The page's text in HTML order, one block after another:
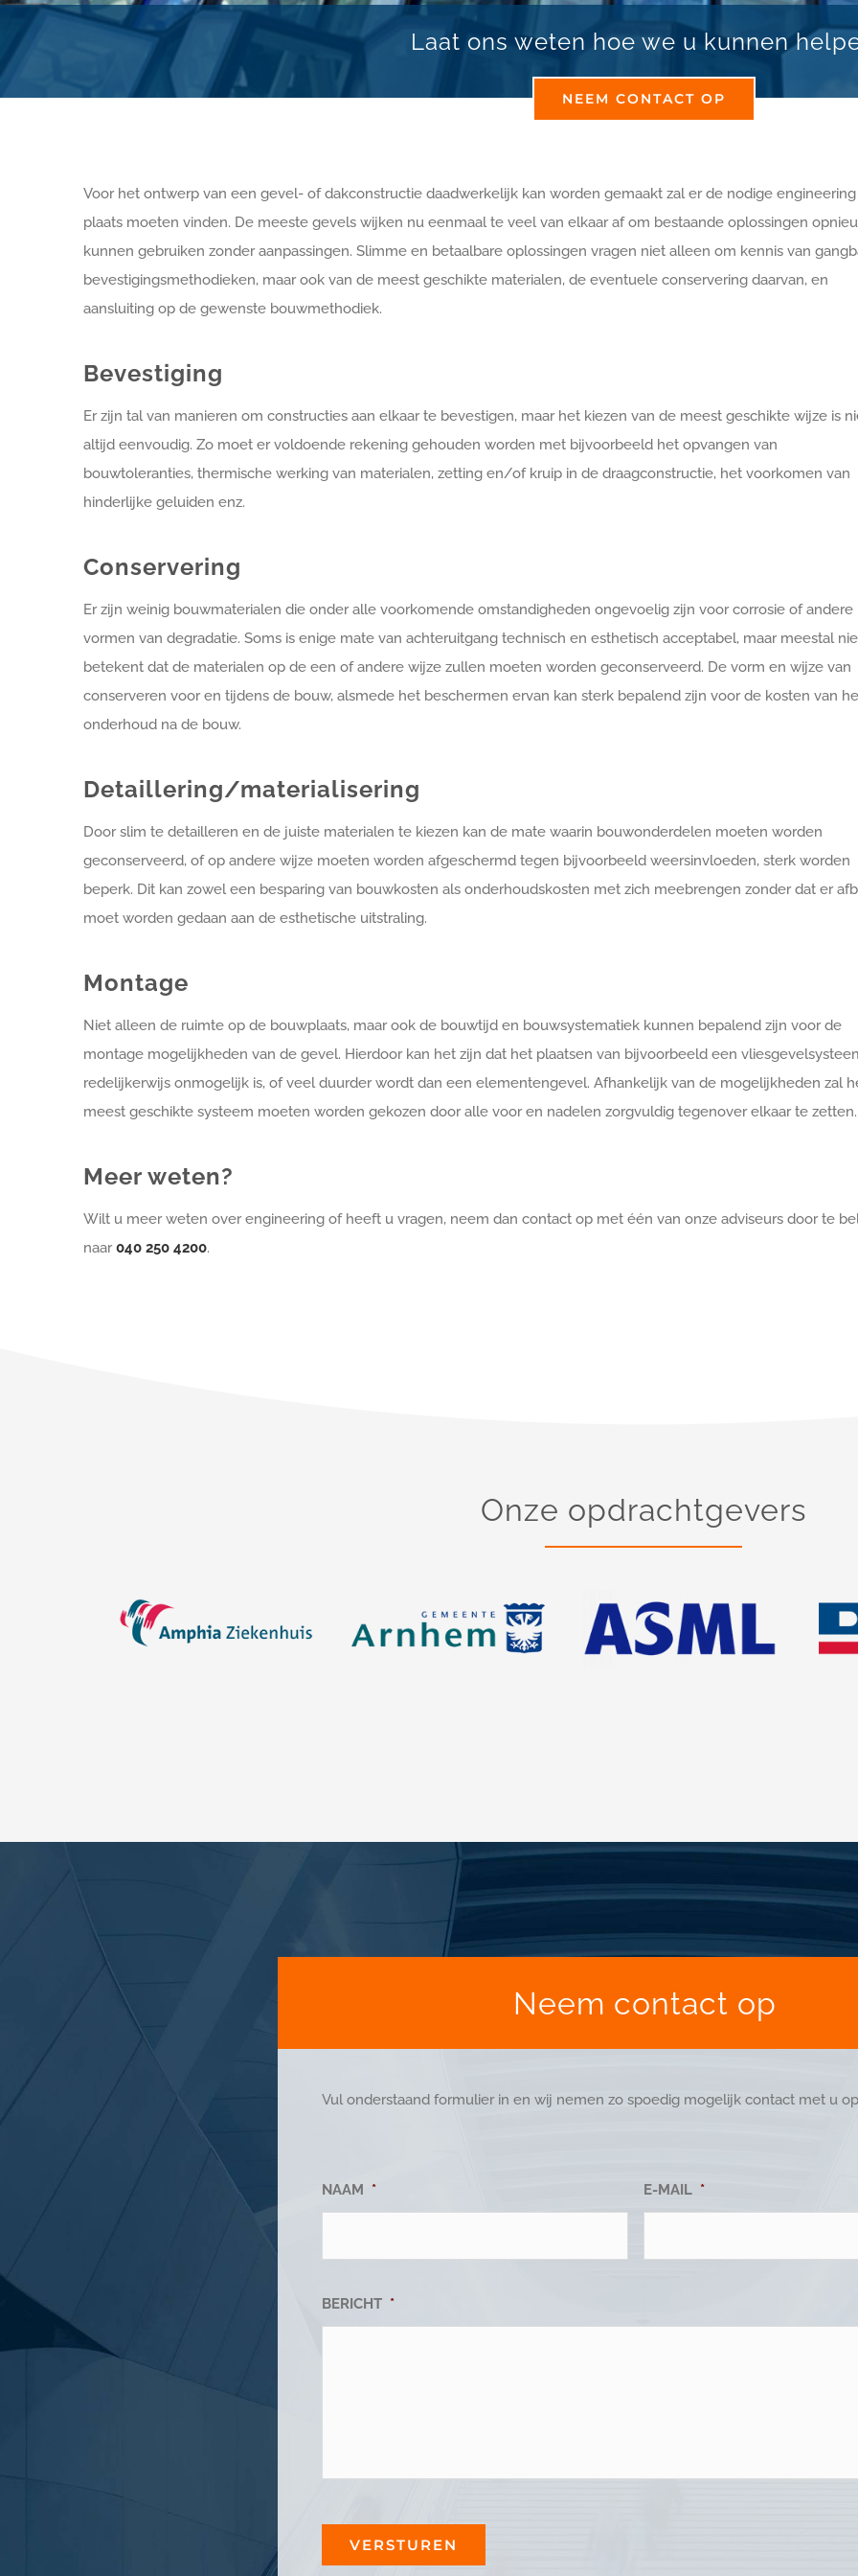
Laat ons weten hoe we u kunnen
NEEM CONTACT OP
Voor het ontwerp van een gevel- of dakconstructie daadwerkelijk kan worden gemaakt zal er de nodige engineering
plaats moeten vinden. De meeste gevels wijken nu eenmaal te veel van elkaar af om bestaande oplossingen
kunnen gebruiken zonder aanpassingen. Slimme en betaalbare oplossingen vragen niet alleen om kennis van
bevestigingsmethodieken, maar ook van de meest geschikte materialen, de eventuele conservering daarvan, en
aansluiting op de gewenste bouwmethodiek.
Bevestiging
Er zijn tal van manieren om constructies aan elkaar te bevestigen, maar het kiezen van de meest geschikte wijze is
altijd eenvoudig. Zo moet er voldoende rekening gehouden worden met bijvoorbeeld het opvangen van
bouwtoleranties, thermische werking van materialen, zetting en/of kruip in de draagconstructie, het voorkomen van
hinderlijke geluiden enz.
Conservering
Er zijn weinig bouwmaterialen die onder alle voorkomende omstandigheden ongevoelig zijn voor corrosie of andere
vormen van degradatie. Soms is enige mate van achteruitgang technisch en esthetisch acceptabel, maar meestal
betekent dat de materialen op de een of andere wijze zullen moeten worden geconserveerd. De vorm en wijze van
conserveren voor en tijdens de bouw, alsmede het beschermen ervan kan sterk bepalend zijn voor de kosten van
onderhoud na de bouw.
Detaillering/materialisering
Door slim te detailleren en de juiste materialen te kiezen kan de mate waarin bouwonderdelen moeten worden
geconserveerd, of op andere wijze moeten worden afgeschermd tegen bijvoorbeeld weersinvloeden, sterk worden
beperk. Dit kan zowel een besparing van bouwkosten als onderhoudskosten met zich meebrengen zonder dat er
moet worden gedaan aan de esthetische uitstraling.
Montage
Niet alleen de ruimte op de bouwplaats, maar ook de bouwtijd en bouwsystematiek kunnen bepalend zijn voor de
montage mogelijkheden van de gevel. Hierdoor kan het zijn dat het plaatsen van bijvoorbeeld een
redelijkerwijs onmogelijk is, of veel duurder wordt dan een elementengevel. Afhankelijk van de mogelijkheden zal
meest geschikte systeem moeten worden gekozen door alle voor en nadelen zorgvuldig tegenover elkaar te zetten.
Meer weten?
Wilt u meer weten over engineering of heeft u vragen, neem dan contact op met één van onze adviseurs door te
naar040 250 4200.
Onze opdrachtgevers
Neem contact op
Vul onderstaand formulier in en wij nemen zo spoedig mogelijk contact met u
NAAM * E-MAIL *
BERICHT *